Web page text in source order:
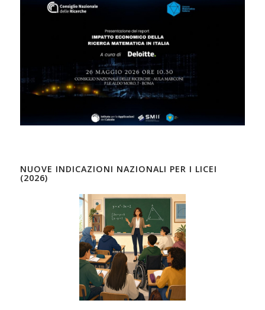
NUOVE INDICAZIONI NAZIONALI PER I LICEI
(2026)